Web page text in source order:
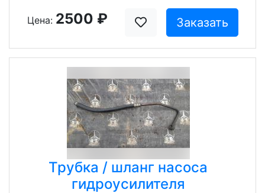
Цена: 2500 ₽ Заказать
Трубка / шланг насоса
гидроусилителя